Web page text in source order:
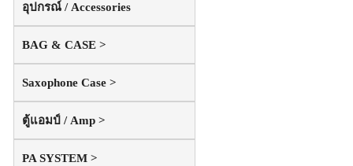
อุปกรณ์ / Accessories
BAG & CASE >
Saxophone Case >
ตู้แอมป์ / Amp >
PA SYSTEM >